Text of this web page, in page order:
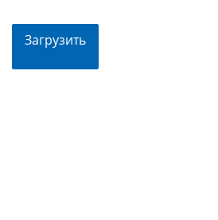
Загрузить